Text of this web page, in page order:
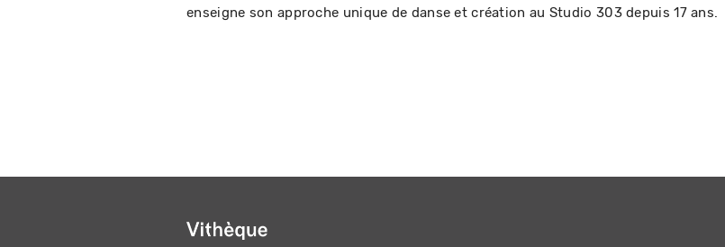
enseigne son approche unique de danse et création au Studio 303 depuis 17 ans.